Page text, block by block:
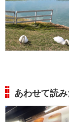
あわせて読